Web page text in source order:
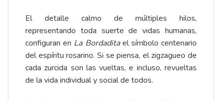
El detalle calmo de múltiples hilos,
representando toda suerte de vidas humanas,
configuran en La Bordaditael símbolo centenario
del espíritu rosarino. Si se piensa, el zigzagueo de
cada zurcida son las vueltas, e incluso, revueltas
de la vida individual y social de todos.